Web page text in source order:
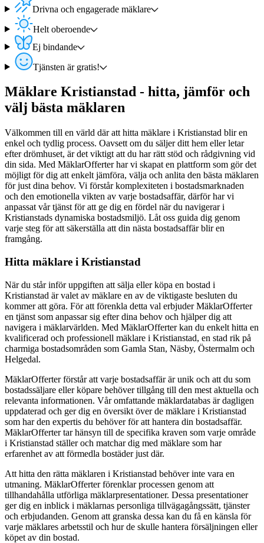
Drivna och engagerade mäklare
Helt oberoende
Ej bindande
Tjänsten är gratis!
Mäklare Kristianstad - hitta, jämför och
välj bästa mäklaren
Välkommen till en värld där att hitta mäklare i Kristianstad blir en
enkel och tydlig process. Oavsett om du säljer ditt hem eller letar
efter drömhuset, är det viktigt att du har rätt stöd och rådgivning vid
din sida. Med MäklarOfferter har vi skapat en plattform som gör det
möjligt för dig att enkelt jämföra, välja och anlita den bästa mäklaren
för just dina behov. Vi förstår komplexiteten i bostadsmarknaden
och den emotionella vikten av varje bostadsaffär, därför har vi
anpassat vår tjänst för att ge dig en fördel när du navigerar i
Kristianstads dynamiska bostadsmiljö. Låt oss guida dig genom
varje steg för att säkerställa att din nästa bostadsaffär blir en
framgång.
Hitta mäklare i Kristianstad
När du står inför uppgiften att sälja eller köpa en bostad i
Kristianstad är valet av mäklare en av de viktigaste besluten du
kommer att göra. För att förenkla detta val erbjuder MäklarOfferter
en tjänst som anpassar sig efter dina behov och hjälper dig att
navigera i mäklarvärlden. Med MäklarOfferter kan du enkelt hitta en
kvalificerad och professionell mäklare i Kristianstad, en stad rik på
charmiga bostadsområden som Gamla Stan, Näsby, Östermalm och
Helgedal.
MäklarOfferter förstår att varje bostadsaffär är unik och att du som
bostadssäljare eller köpare behöver tillgång till den mest aktuella och
relevanta informationen. Vår omfattande mäklardatabas är dagligen
uppdaterad och ger dig en översikt över de mäklare i Kristianstad
som har den expertis du behöver för att hantera din bostadsaffär.
MäklarOfferter tar hänsyn till de specifika kraven som varje område
i Kristianstad ställer och matchar dig med mäklare som har
erfarenhet av att förmedla bostäder just där.
Att hitta den rätta mäklaren i Kristianstad behöver inte vara en
utmaning. MäklarOfferter förenklar processen genom att
tillhandahålla utförliga mäklarpresentationer. Dessa presentationer
ger dig en inblick i mäklarnas personliga tillvägagångssätt, tjänster
och erbjudanden. Genom att granska dessa kan du få en känsla för
varje mäklares arbetsstil och hur de skulle hantera försäljningen eller
köpet av din bostad.